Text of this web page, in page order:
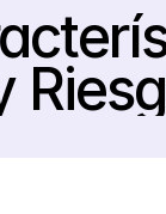
Regresar